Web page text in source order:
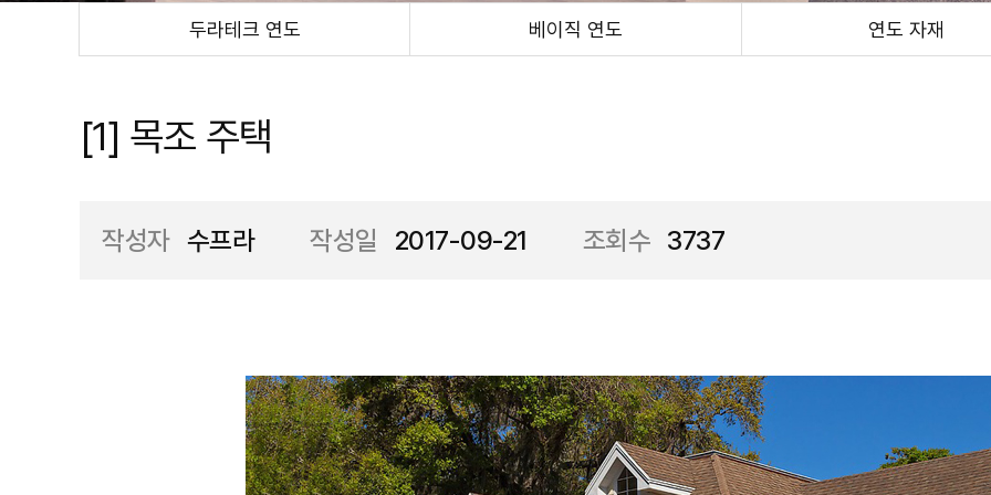
두라테크 연도 베이직 연도 연도 자재
[1] 목조 주택
작성자 수프라 작성일 2017-09-21 조회수 3737